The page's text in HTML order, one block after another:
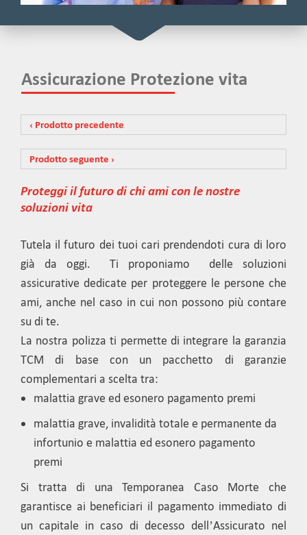
Assicurazione Protezione vita
‹ Prodotto precedente
Prodotto seguente ›
Proteggi il futuro di chi ami con le nostre
soluzioni vita
Tutela il futuro dei tuoi cari prendendoti cura di loro
già da oggi. Ti proponiamo delle soluzioni
assicurative dedicate per proteggere le persone che
ami, anche nel caso in cui non possono più contare
su di te.
La nostra polizza ti permette di integrare la garanzia
TCM di base con un pacchetto di garanzie
complementari a scelta tra:
malattia grave ed esonero pagamento premi
malattia grave, invalidità totale e permanente da
infortunio e malattia ed esonero pagamento
premi
Si tratta di una Temporanea Caso Morte che
garantisce ai beneficiari il pagamento immediato di
un capitale in caso di decesso dell’Assicurato nel